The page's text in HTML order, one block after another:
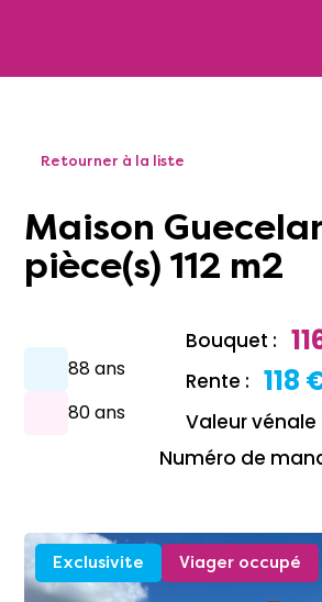
Retourner à la liste
Maison Guecelard 5
pièce(s) 112 m2
88 ans
80 ans
Bouquet :
Rente : 118
Valeur vénale
Numéro de
Exclusivite Viager occupé